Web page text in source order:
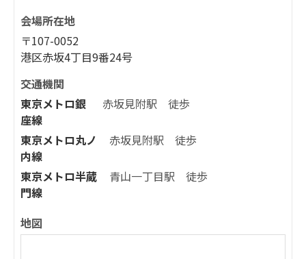
会場所在地
〒107-0052
港区赤坂4丁目9番24号
交通機関
東京メトロ銀
座線
赤坂見附駅 徒歩
東京メトロ丸ノ
内線
赤坂見附駅 徒歩
東京メトロ半蔵
門線
青山一丁目駅 徒歩
地図